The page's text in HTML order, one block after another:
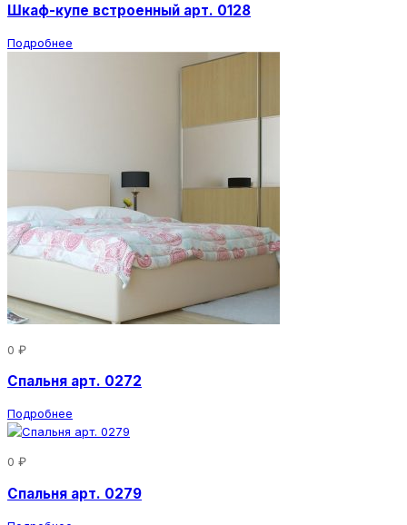
Шкаф-купе встроенный арт. 0128
Подробнее
0 ₽
Спальня арт. 0272
Подробнее
0 ₽
Спальня арт. 0279